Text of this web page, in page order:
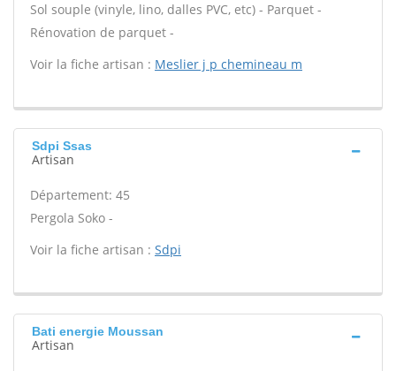
Sol souple (vinyle, lino, dalles PVC, etc) - Parquet -
Rénovation de parquet -
Voir la fiche artisan : Meslier j p chemineau m
Sdpi Ssas
Artisan
Département: 45
Pergola Soko -
Voir la fiche artisan : Sdpi
Bati energie Moussan
Artisan